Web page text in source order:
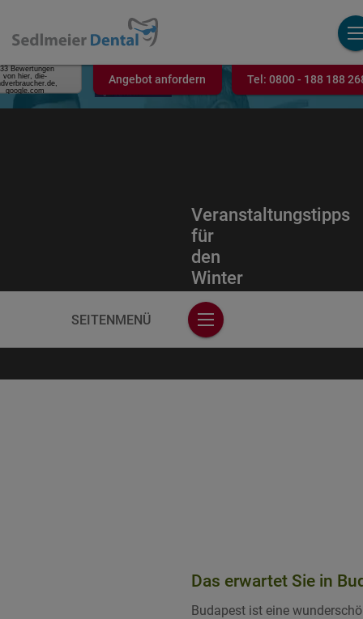
Angebot anfordern Tel: 0800 - 188 188
Veranstaltungstipps
für
den
Winter
2020
GUT
Bewertungen
von hier, die-
google.com
Das erwartet Sie in
Budapest ist eine
SEITENMENÜ